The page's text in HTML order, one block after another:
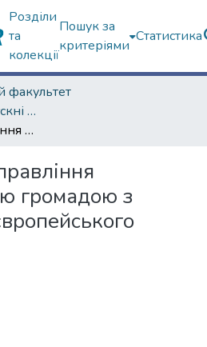
Розділи
та
колекції
Пошук за
критеріями
Статистика
факультет
Кваліфікаційні випускні роботи бакалаврів. Економічний факультет
Оптимізація управління територіальною громадою з урахуванням європейського досвіду
громадою з